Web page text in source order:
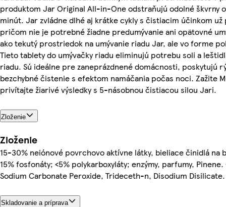
produktom Jar Original All-in-One odstraňujú odolné škvrny
minút. Jar zvládne dlhé aj krátke cykly s čistiacim účinkom
pričom nie je potrebné žiadne predumývanie ani opätovné
ako tekutý prostriedok na umývanie riadu Jar, ale vo forme
Tieto tablety do umývačky riadu eliminujú potrebu soli a
riadu. Sú ideálne pre zaneprázdnené domácnosti, poskytujú
bezchybné čistenie s efektom namáčania počas noci. Zažite
privítajte žiarivé výsledky s 5-násobnou čistiacou silou Jari.
Zloženie
Zloženie
15-30% neiónové povrchovo aktívne látky, bieliace činidlá na
15% fosfonáty; <5% polykarboxyláty; enzýmy, parfumy,
Sodium Carbonate Peroxide, Trideceth-n, Disodium Disilicate.
Skladovanie a príprava